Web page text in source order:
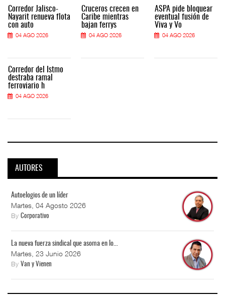
Corredor Jalisco-
Nayarit renueva flota
con auto
04 AGO 2026
Corredor del Istmo
destraba ramal
ferroviario h
04 AGO 2026
Cruceros crecen en
Caribe mientras
bajan ferrys
04 AGO 2026
ASPA pide bloquear
eventual fusión de
Viva y Vo
04 AGO 2026
AUTORES
Autoelogios de un líder
Martes, 04 Agosto 2026
By Corporativo
La nueva fuerza sindical que asoma en lo...
Martes, 23 Junio 2026
By Van y Vienen